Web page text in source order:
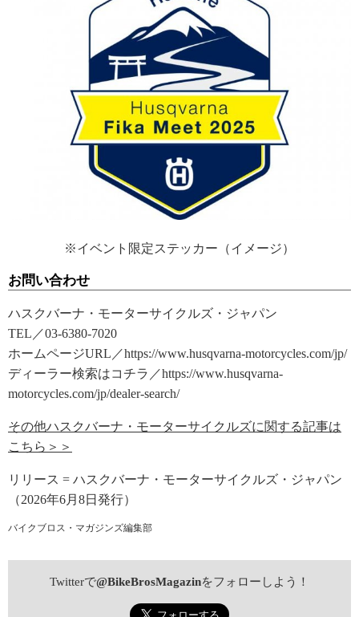
※イベント限定ステッカー（イメージ）
お問い合わせ
ハスクバーナ・モーターサイクルズ・ジャパン
TEL／03-6380-7020
ホームページURL／https://www.husqvarna-motorcycles.com/jp/
ディーラー検索はコチラ／https://www.husqvarna-
motorcycles.com/jp/dealer-search/
その他ハスクバーナ・モーターサイクルズに関する記事は
こちら＞＞
リリース = ハスクバーナ・モーターサイクルズ・ジャパン
（2026年6月8日発行）
バイクブロス・マガジンズ編集部
Twitterで@BikeBrosMagazinをフォローしよう！